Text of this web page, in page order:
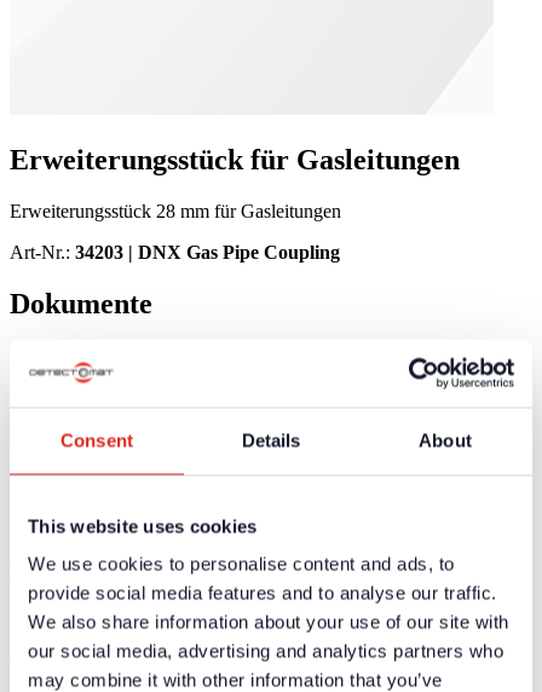
Consent Details About
This website uses cookies
We use cookies to personalise content and ads, to
provide social media features and to analyse our traffic.
We also share information about your use of our site with
our social media, advertising and analytics partners who
may combine it with other information that you’ve
Erweiterungsstück für Gasleitungen
Erweiterungsstück 28 mm für Gasleitungen
Art-Nr.: 34203 | DNX Gas Pipe Coupling
Dokumente
Weiterführende Informationen und Downloads zu unseren
Produkten und Dienstleistungen sind in dem geschützten
Für diepersönlichen Login-Daten
ist eine einmalige
Technische Daten
Produktinformationen
Keine Produktinformationen vorhanden
Technische Daten